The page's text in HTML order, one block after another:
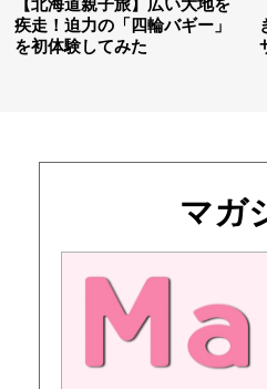
疾走！迫力の「四輪バギー」
を初体験してみた
マガ